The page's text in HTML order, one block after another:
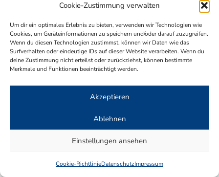
Cookie-Zustimmung verwalten
Um dir ein optimales Erlebnis zu bieten, verwenden wir Technologien wie
Cookies, um Geräteinformationen zu speichern und/oder darauf zuzugreifen.
Wenn du diesen Technologien zustimmst, können wir Daten wie das
Surfverhalten oder eindeutige IDs auf dieser Website verarbeiten. Wenn du
deine Zustimmung nicht erteilst oder zurückziehst, können bestimmte
Merkmale und Funktionen beeinträchtigt werden.
Akzeptieren
Ablehnen
Einstellungen ansehen
Cookie-RichtlinieDatenschutzImpressum
© Alle Rechte vorbehalten, Copyright 2023